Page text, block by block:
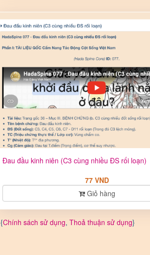
Đau đầu kinh niên (C3 cùng nhiều ĐS rối loạn)
77 VND
Giỏ hàng
{Chính sách sử dụng, Thoả thuận sử dụng}